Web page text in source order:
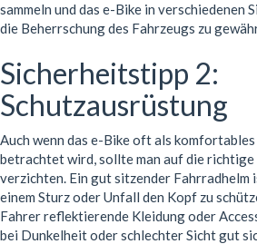
sammeln und das e-Bike in verschiedenen
die Beherrschung des Fahrzeugs zu
Sicherheitstipp 2:
Schutzausrüstung
Auch wenn das e-Bike oft als
betrachtet wird, sollte man auf die
verzichten. Ein gut sitzender Fahrradhelm
einem Sturz oder Unfall den Kopf zu
Fahrer reflektierende Kleidung oder
bei Dunkelheit oder schlechter Sicht gut